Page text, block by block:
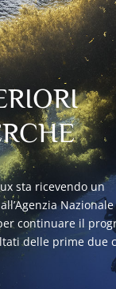
sta ricevendo un
continuare il
delle prime due